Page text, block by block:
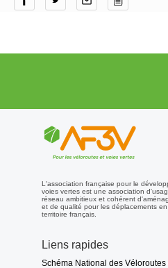
L'association française pour le
voies vertes est une association
réseau ambitieux et cohérent
et de qualité pour les déplacements
territoire français.
Liens rapides
Schéma National des Véloroutes